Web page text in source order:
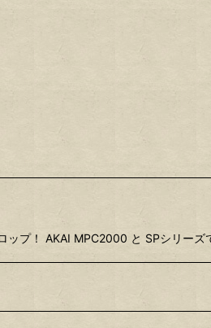
ップ！ AKAI MPC2000 と SPシリー